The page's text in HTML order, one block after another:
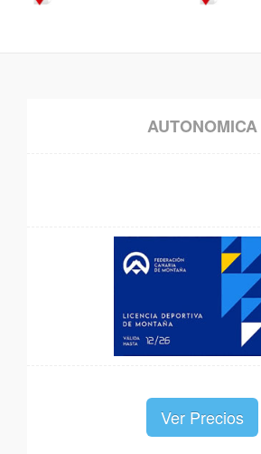
AUTONOMICA
Ver Precios